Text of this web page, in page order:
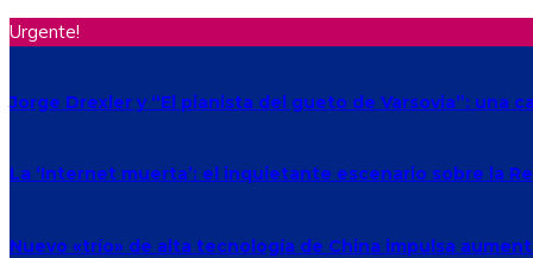
Urgente!
Jorge Drexler y “El pianista del gueto de Varsovia”:
La ‘Internet muerta’: el inquietante escenario sobre la
Nuevo «trío» de alta tecnología de China impulsa